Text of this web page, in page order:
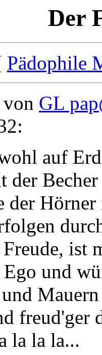
Der
Pädophile
von GL
auf
der
der
ist
Ego und
freud'ger
la la la...